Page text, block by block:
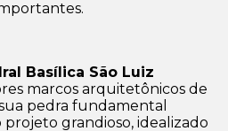
Basílica São Luiz
marcos arquitetônicos de
pedra fundamental
projeto grandioso, idealizado